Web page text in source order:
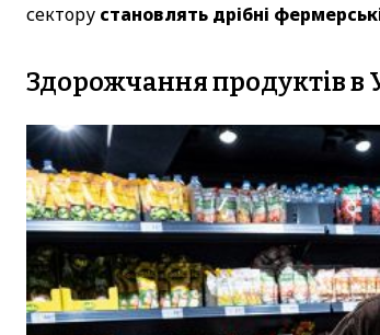
сектору становлять дрібні
Здорожчання продуктів в